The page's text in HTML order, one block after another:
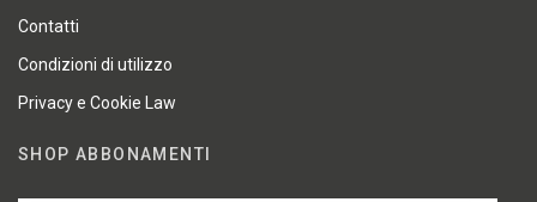
Contatti
Condizioni di utilizzo
Privacy e Cookie Law
SHOP ABBONAMENTI